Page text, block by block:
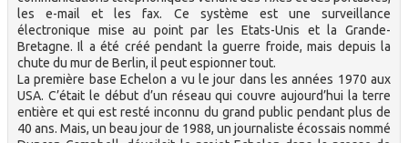
les e-mail et les fax. Ce système est une surveillance
électronique mise au point par les Etats-Unis et la Grande-
Bretagne. Il a été créé pendant la guerre froide, mais depuis la
chute du mur de Berlin, il peut espionner tout.
La première base Echelon a vu le jour dans les années 1970 aux
USA. C’était le début d’un réseau qui couvre aujourd’hui la terre
entière et qui est resté inconnu du grand public pendant plus de
40 ans. Mais, un beau jour de 1988, un journaliste écossais nommé